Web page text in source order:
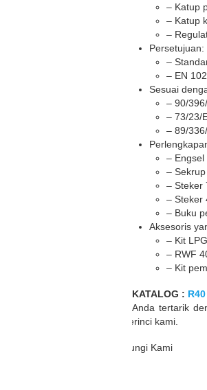
– Katup
– Katup
–
Persetujuan:
–
– EN
Sesuai
– 90/
– 73/23/
– 89/
–
–
– Steker
– Steker
– Buku
Aksesoris
– Kit LPG
– RWF
– Kit
KATALOG :
Jika Anda tertarik
terperinci kami.
Hubungi Kami